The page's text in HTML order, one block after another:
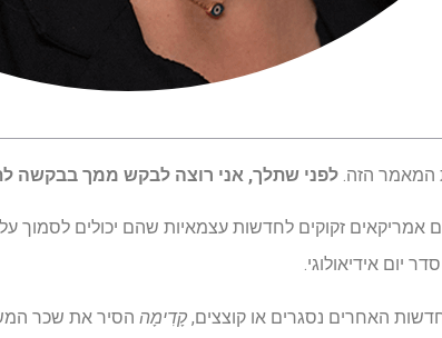
המאמר הזה. לפני שתלך, אני רוצה לבקש ממך בבקשה
אמריקאים זקוקים לחדשות עצמאיות שהם יכולים לסמוך
יום אידיאולוגי.
האחרים נסגרים או קוצצים, קָדִימָה הסיר את שכר